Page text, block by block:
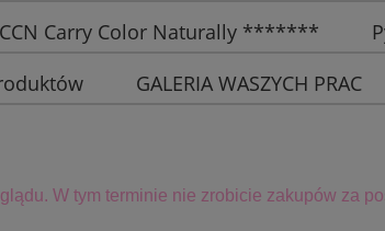
Carry Color Naturally *******
GALERIA WASZYCH PRAC
W tym terminie nie zrobicie zakupów za